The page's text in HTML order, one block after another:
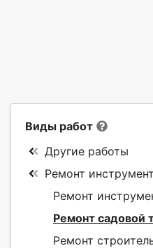
Виды работ
Другие работы
Ремонт
Ремонт
Ремонт садовой
Ремонт